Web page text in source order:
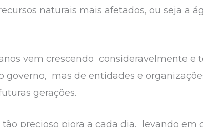
naturais mais afetados, ou seja a
vem crescendo consideravelmente e
governo, mas de entidades e
gerações.
precioso piora a cada dia, levando em